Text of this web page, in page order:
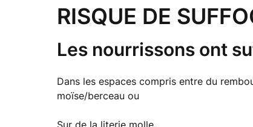
RISQUE DE
Les nourrissons ont
Dans les espaces compris entre du
moïse/berceau ou